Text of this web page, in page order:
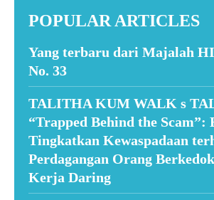
POPULAR ARTICLES
Yang terbaru dari Majalah
No. 33
TALITHA KUM WALK s
“Trapped Behind the Scam”:
Tingkatkan Kewaspadaan
Perdagangan Orang
Kerja Daring